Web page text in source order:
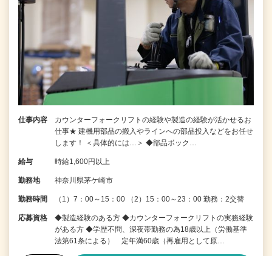
仕事内容
カウンターフォークリフトの経験や製造の経験が活かせるお
仕事★ 建機用部品の搬入やラインへの部品投入などをお任せ
します！ ＜具体的には…＞ ◆部品ボック…
給与 時給1,600円以上
勤務地 神奈川県茅ケ崎市
勤務時間 （1）7：00～15：00 （2）15：00～23：00 勤務：2交替
応募資格
◆製造経験のある方 ◆カウンターフォークリフトの実務経験
がある方 ◆学歴不問、深夜帯勤務の為18歳以上（労働基準
法第61条による） 定年満60歳（再雇用として原…